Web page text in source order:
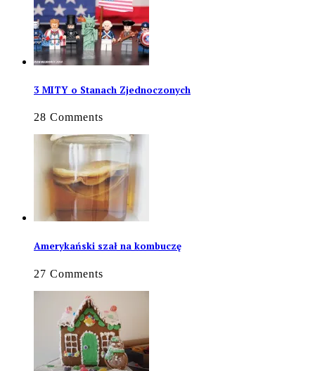
3 MITY o Stanach Zjednoczonych
28 Comments
Amerykański szał na kombuczę
27 Comments